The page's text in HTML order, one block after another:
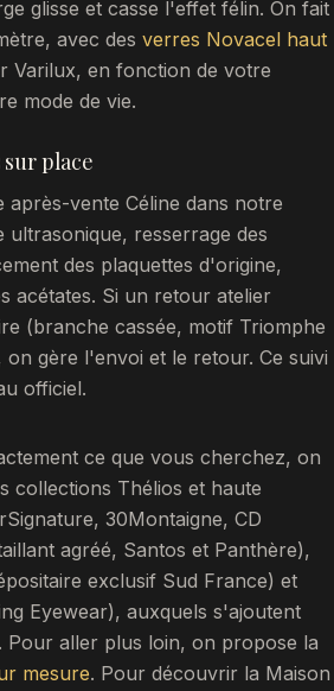
glisse et casse l'effet félin. On fait
avec des verres Novacel haut
Varilux, en fonction de votre
mode de vie.
sur place
après-vente Céline dans notre
ultrasonique, resserrage des
des plaquettes d'origine,
acétates. Si un retour atelier
(branche cassée, motif Triomphe
gère l'envoi et le retour. Ce suivi
officiel.
ce que vous cherchez, on
collections Thélios et haute
30Montaigne, CD
agréé, Santos et Panthère),
exclusif Sud France) et
Eyewear), auxquels s'ajoutent
Pour aller plus loin, on propose la
mesure. Pour découvrir la Maison